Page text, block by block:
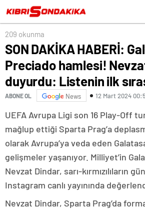
Listenin ilk sırasında
209 okunma
SON DAKİKA HABERİ:
Preciado hamlesi!
duyurdu: Listenin ilk
ABONE OL News 12 Mart 2024
UEFA Avrupa Ligi son 16 Play-Off
mağlup ettiği Sparta Prag’a
olarak Avrupa’ya veda eden
gelişmeler yaşanıyor. Milliyet’in
Nevzat Dindar, sarı-kırmızılıların
Instagram canlı yayınında
Nevzat Dindar, Sparta Prag’da